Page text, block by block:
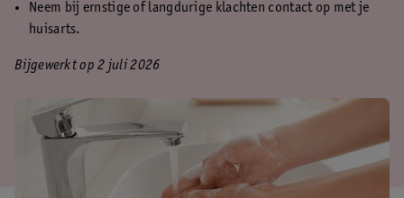
Neem bij ernstige of langdurige klachten contact op met je
huisarts.
Bijgewerkt op 2 juli 2026